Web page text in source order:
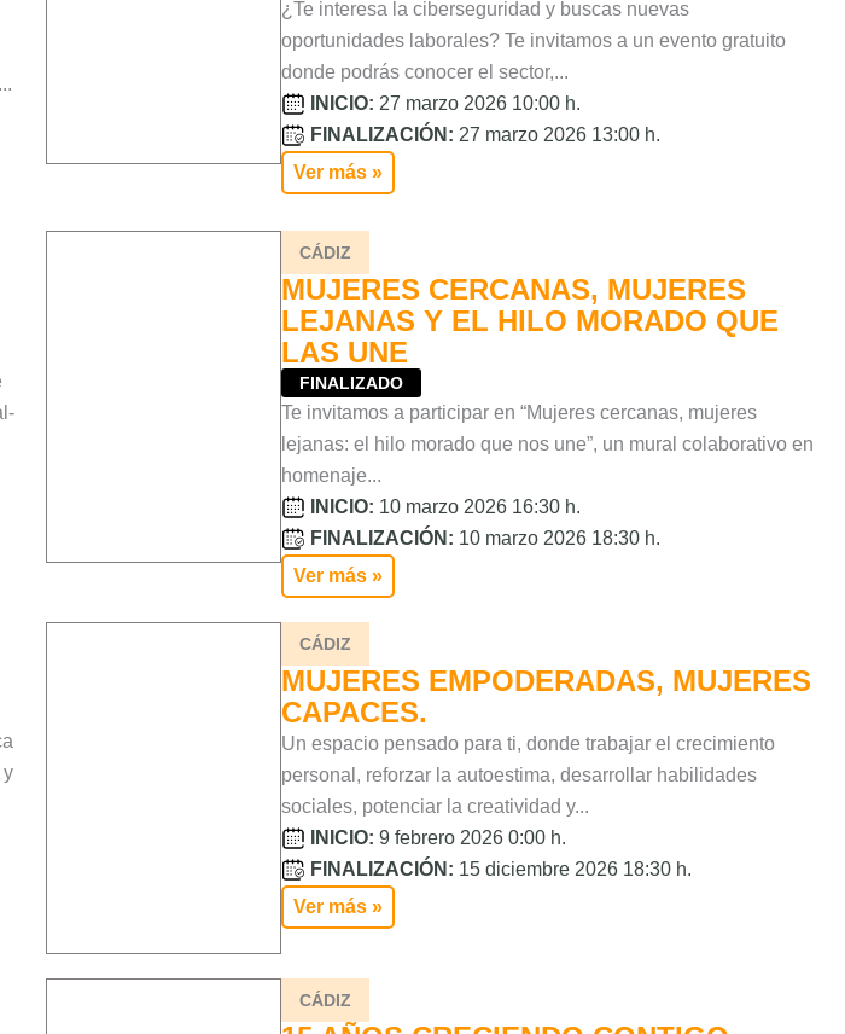
¿Te interesa la ciberseguridad y buscas nuevas
oportunidades laborales? Te invitamos a un evento gratuito
donde podrás conocer el sector,...
INICIO: 27 marzo 2026 10:00 h.
FINALIZACIÓN: 27 marzo 2026 13:00 h.
Ver más »
CÁDIZ
MUJERES CERCANAS, MUJERES
LEJANAS Y EL HILO MORADO QUE
LAS UNE
FINALIZADO
Te invitamos a participar en “Mujeres cercanas, mujeres
lejanas: el hilo morado que nos une”, un mural colaborativo en
homenaje...
INICIO: 10 marzo 2026 16:30 h.
FINALIZACIÓN: 10 marzo 2026 18:30 h.
Ver más »
y
CÁDIZ
MUJERES EMPODERADAS, MUJERES
CAPACES.
Un espacio pensado para ti, donde trabajar el crecimiento
personal, reforzar la autoestima, desarrollar habilidades
sociales, potenciar la creatividad y...
INICIO: 9 febrero 2026 0:00 h.
FINALIZACIÓN: 15 diciembre 2026 18:30 h.
Ver más »
CÁDIZ